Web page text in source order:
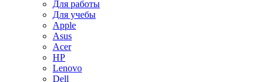
Для работы
Для учебы
Apple
Asus
Acer
HP
Lenovo
Dell